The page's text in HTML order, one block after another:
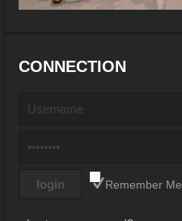
CONNECTION
Remember Me